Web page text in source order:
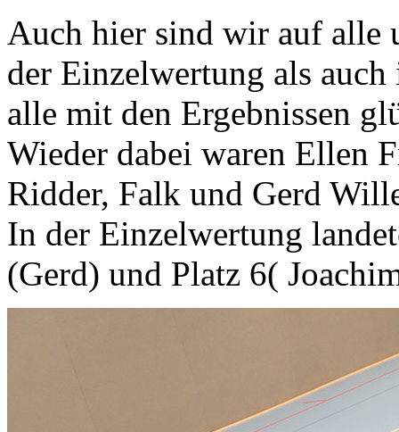
Auch hier sind wir auf alle
der Einzelwertung als
alle mit den Ergebnissen
Wieder dabei waren Ellen
Ridder, Falk und Gerd
In der Einzelwertung
(Gerd) und Platz 6(